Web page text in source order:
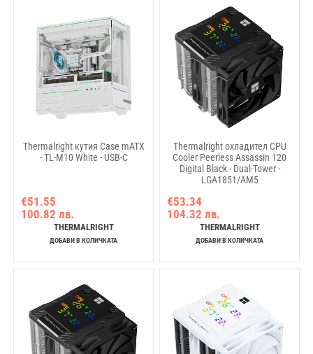
Thermalright кутия Case mATX
- TL-M10 White - USB-C
€51.55
100.82 лв.
THERMALRIGHT
ДОБАВИ В КОЛИЧКАТА
Thermalright охладител CPU
Cooler Peerless Assassin 120
Digital Black - Dual-Tower -
LGA1851/AM5
€53.34
104.32 лв.
THERMALRIGHT
ДОБАВИ В КОЛИЧКАТА